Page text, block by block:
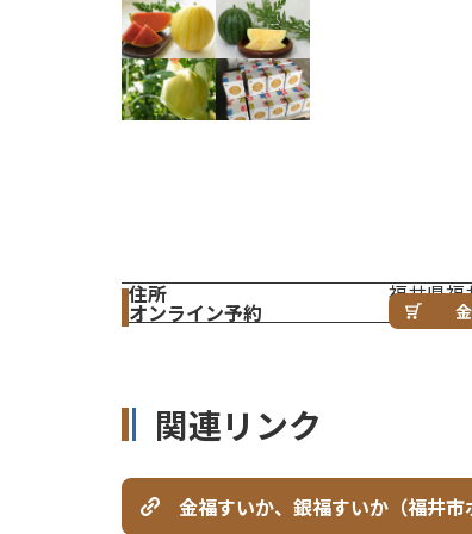
住所 福井県福
オンライン予約
関連リンク
金福すいか、銀福すいか（福井市